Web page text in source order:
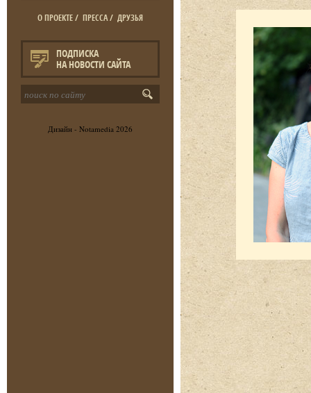
О ПРОЕКТЕ/ ПРЕССА/ ДРУЗЬЯ
ПОДПИСКА
НА НОВОСТИ САЙТА
Дизайн - Notamedia 2026